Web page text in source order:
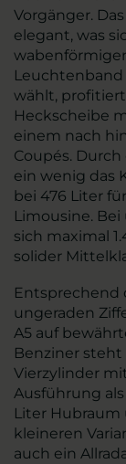
Vorgänger.
elegant, was
Leuchtenband
wählt,
Heckscheibe
einem nach
Coupés.
ein wenig das
bei 476 Liter
Limousine.
sich maximal
solider
Entsprechend
ungeraden
A5 auf
Benziner steht
Vierzylinder
Ausführung
Liter Hubraum
kleineren
auch ein